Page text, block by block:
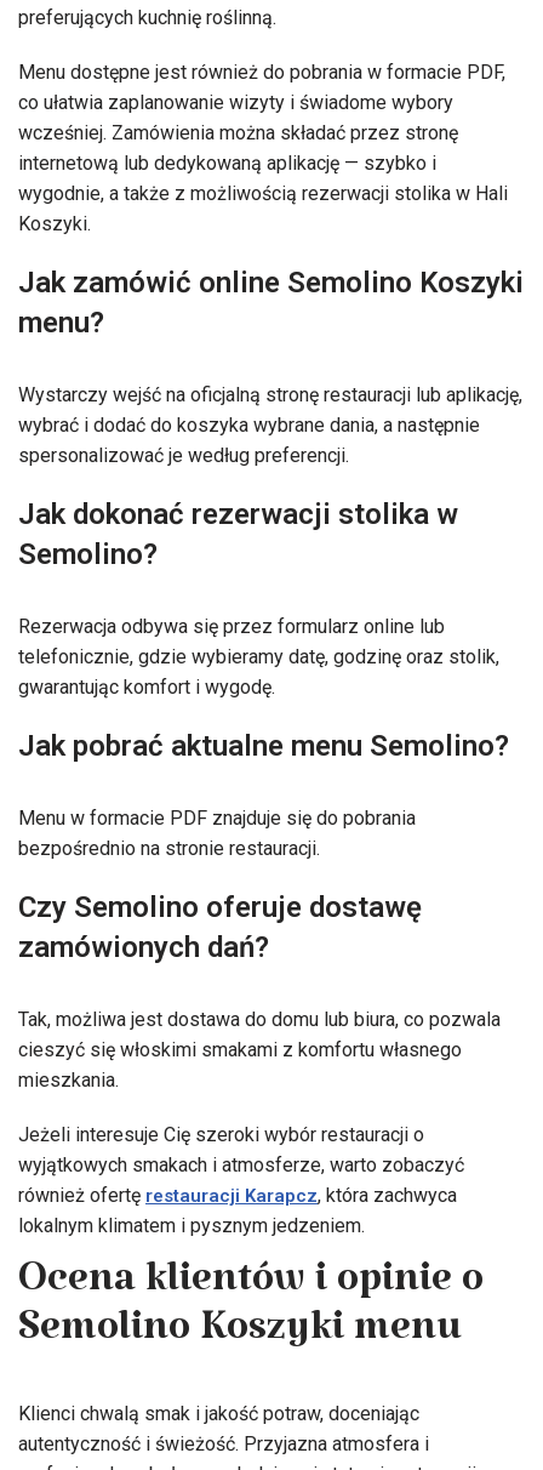
preferujących kuchnię roślinną.
Menu dostępne jest również do pobrania w formacie PDF,
co ułatwia zaplanowanie wizyty i świadome wybory
wcześniej. Zamówienia można składać przez stronę
internetową lub dedykowaną aplikację — szybko i
wygodnie, a także z możliwością rezerwacji stolika w Hali
Koszyki.
Jak zamówić online Semolino Koszyki
menu?
Wystarczy wejść na oficjalną stronę restauracji lub aplikację,
wybrać i dodać do koszyka wybrane dania, a następnie
spersonalizować je według preferencji.
Jak dokonać rezerwacji stolika w
Semolino?
Rezerwacja odbywa się przez formularz online lub
telefonicznie, gdzie wybieramy datę, godzinę oraz stolik,
gwarantując komfort i wygodę.
Jak pobrać aktualne menu Semolino?
Menu w formacie PDF znajduje się do pobrania
bezpośrednio na stronie restauracji.
Czy Semolino oferuje dostawę
zamówionych dań?
Tak, możliwa jest dostawa do domu lub biura, co pozwala
cieszyć się włoskimi smakami z komfortu własnego
mieszkania.
Jeżeli interesuje Cię szeroki wybór restauracji o
wyjątkowych smakach i atmosferze, warto zobaczyć
również ofertę restauracji Karapcz, która zachwyca
lokalnym klimatem i pysznym jedzeniem.
Ocena klientów i opinie o
Semolino Koszyki menu
Klienci chwalą smak i jakość potraw, doceniając
autentyczność i świeżość. Przyjazna atmosfera i